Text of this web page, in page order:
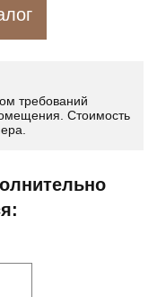
требований
Стоимость